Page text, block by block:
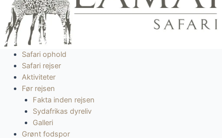
Safari ophold
Safari rejser
Aktiviteter
Før rejsen
Fakta inden rejsen
Sydafrikas dyreliv
Galleri
Grønt fodspor